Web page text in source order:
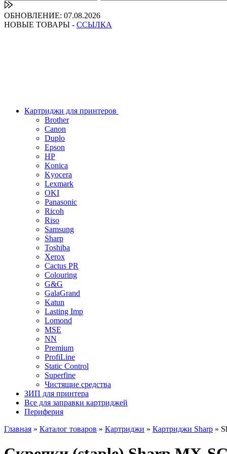
ОБНОВЛЕНИЕ: 07.08.2026
НОВЫЕ ТОВАРЫ - ССЫЛКА
Картриджи для принтеров
Brother
Canon
Duplo
Epson
HP
Konica
Kyocera
Lexmark
OKI
Panasonic
Ricoh
Riso
Samsung
Sharp
Toshiba
Xerox
Cactus PR
Colouring
G&G
GalaGrand
Katun
Lasting Imp
Lomond
MSE
NN
Premium
ProfiLine
Static Control
Superfine
Чистящие средства
ЗИП для принтера
Все для заправки картриджей
Периферия
Главная » Каталог товаров » Картриджи » Картриджи Sharp »